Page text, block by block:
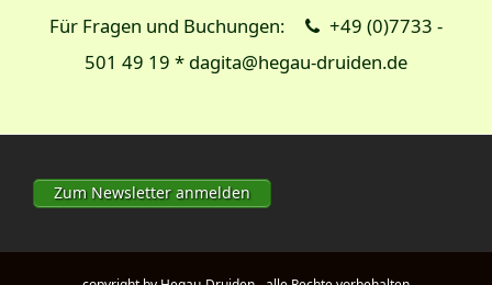
Für Fragen und Buchungen:
+49 (0)7733 -
501 49 19 * dagita@hegau-druiden.de
Zum Newsletter anmelden